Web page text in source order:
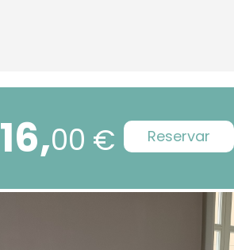
16,00 € Reservar